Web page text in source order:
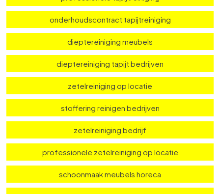
Onze diensten
professionele meubelreiniging
professionele tapijtreiniging
onderhoudscontract tapijtreiniging
dieptereiniging meubels
dieptereiniging tapijt bedrijven
zetelreiniging op locatie
stoffering reinigen bedrijven
zetelreiniging bedrijf